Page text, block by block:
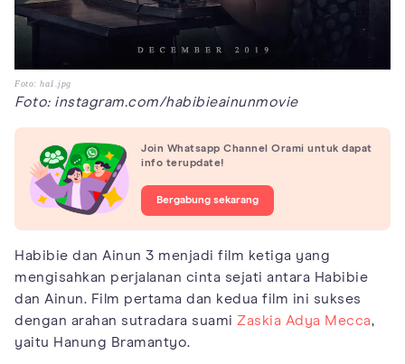
Foto: ha1.jpg
Foto: instagram.com/habibieainunmovie
Join Whatsapp Channel Orami untuk dapat
info terupdate!
Bergabung sekarang
Habibie dan Ainun 3 menjadi film ketiga yang
mengisahkan perjalanan cinta sejati antara Habibie
dan Ainun. Film pertama dan kedua film ini sukses
dengan arahan sutradara suami Zaskia Adya Mecca,
yaitu Hanung Bramantyo.